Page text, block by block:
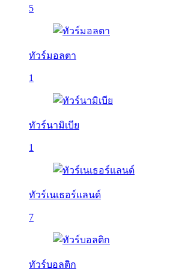
5
ทัวร์มอลตา
1
ทัวร์นามิเบีย
1
ทัวร์เนเธอร์แลนด์
7
ทัวร์บอลติก